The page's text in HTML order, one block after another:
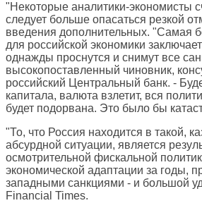
"Некоторые аналитики-экономисты
следует больше опасаться резкой
введения дополнительных. "Самая
для российской экономики
однажды проснутся и снимут все
высокопоставленный чиновник,
российский Центральный банк. -
капитала, валюта взлетит, вся
будет подорвана. Это было бы
"То, что Россия находится в такой,
абсурдной ситуации, является
осмотрительной фискальной
экономической адаптации за годы,
западными санкциями - и большой
Financial Times.